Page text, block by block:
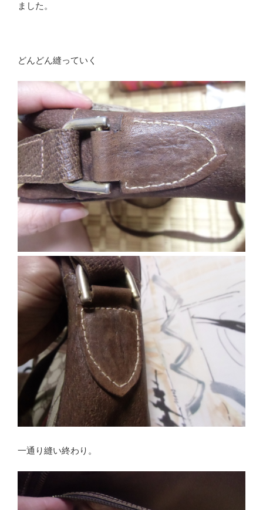
ました。
どんどん縫っていく
一通り縫い終わり。